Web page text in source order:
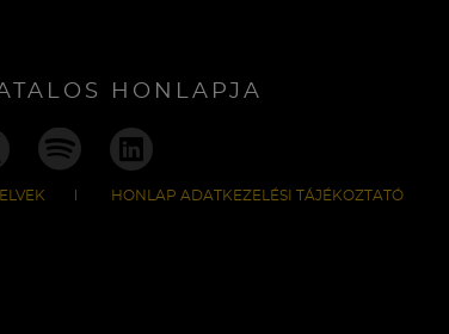
HONLAPJA
HONLAP ADATKEZELÉSI TÁJÉKOZTATÓ